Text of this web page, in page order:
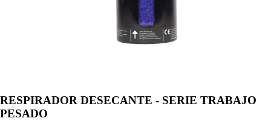
RESPIRADOR DESECANTE - SERIE TRABAJO
PESADO